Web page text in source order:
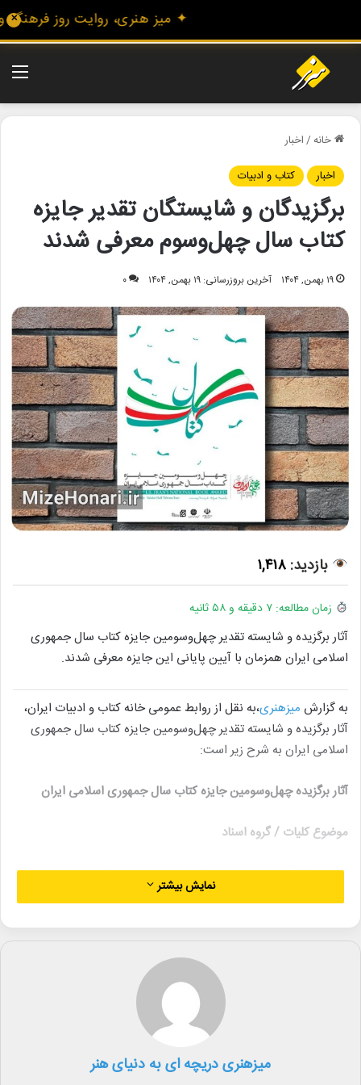
خانه/اخبار
اخبار
کتاب و ادبیات
برگزیدگان و شایستگان تقدیر جایزه
کتاب سال چهل‌وسوم معرفی شدند
۱۹ بهمن, ۱۴۰۴ آخرین بروزرسانی: ۱۹ بهمن, ۱۴۰۴ ۰
بازدید:۱,۴۱۸
زمان مطالعه: ۷ دقیقه و ۵۸ ثانیه
آثار برگزیده و شایسته تقدیر چهل‌وسومین جایزه کتاب سال جمهوری
اسلامی ایران همزمان با آیین پایانی این جایزه معرفی شدند.
به گزارش میزهنری،به نقل از روابط عمومی خانه کتاب و ادبیات ایران،
آثار برگزیده و شایسته تقدیر چهل‌وسومین جایزه کتاب سال جمهوری
اسلامی ایران به شرح زیر است:
آثار برگزیده چهل‌وسومین جایزه کتاب سال جمهوری اسلامی ایران
موضوع کلیات / گروه اسناد
ـ مجموعۀ آثار میرزاحسن رشدیۀ تبریزی متوفای ۱۳۲۳ش، پژوهش
سیدرضا باقریان‌موحد، با همکاری بهدخت رشدیه، قم: مؤسسۀ فرهنگی
موضوع فلسفه و روان‌شناسی /گروه فلسفۀ اسلامی
ـ المبدأ و المعاد، تألیف ابوعلی حسین بن عبدالله بن ‌سینا، تصحیح
سیدحامد هاشمی، ویرایش علمی: سیدمحمود یوسف‌ثانی، تهران:
مؤسسۀ پژوهشی حکمت و فلسفۀ ایران، ۱۴۰۳، ۵۱۸ص.
نمایش بیشتر
میزهنری دریچه ای به دنیای هنر
✕
✦ میز هنری، روایت روز فرهنگ و